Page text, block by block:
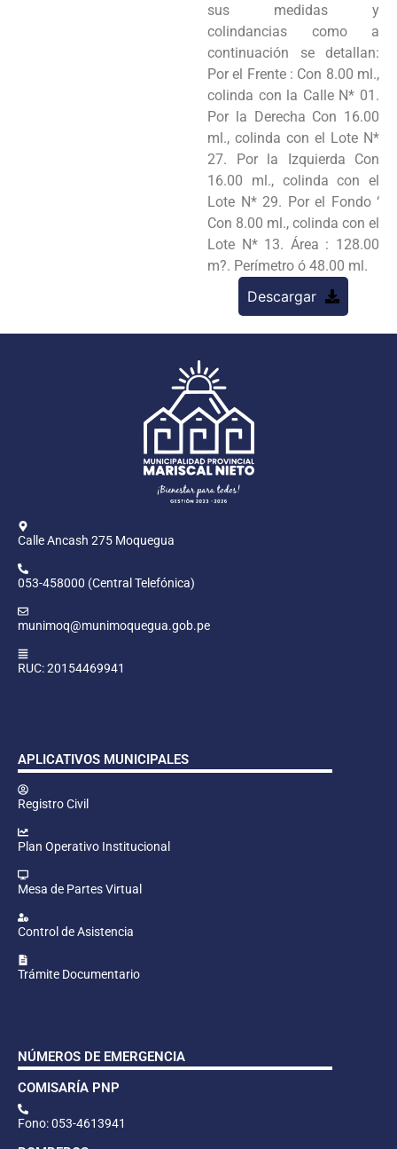
sus medidas y
colindancias como a
continuación se detallan:
Por el Frente : Con 8.00 ml.,
colinda con la Calle N* 01.
Por la Derecha Con 16.00
ml., colinda con el Lote N*
27. Por la Izquierda Con
16.00 ml., colinda con el
Lote N* 29. Por el Fondo ‘
Con 8.00 ml., colinda con el
Lote N* 13. Área : 128.00
m?. Perímetro ó 48.00 ml.
Descargar
Calle Ancash 275 Moquegua
053-458000 (Central Telefónica)
munimoq@munimoquegua.gob.pe
RUC: 20154469941
APLICATIVOS MUNICIPALES
Registro Civil
Plan Operativo Institucional
Mesa de Partes Virtual
Control de Asistencia
Trámite Documentario
NÚMEROS DE EMERGENCIA
COMISARÍA PNP
Fono: 053-4613941